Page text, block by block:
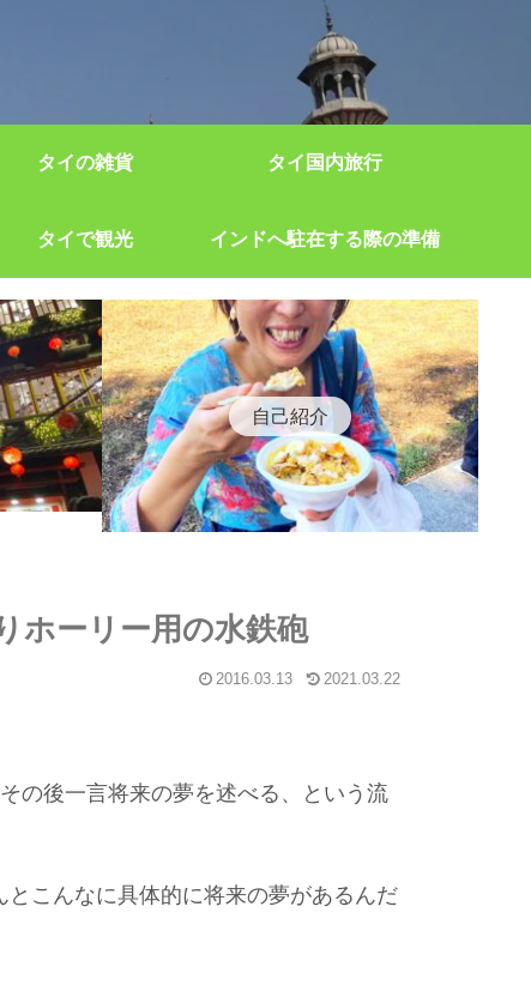
タイの雑貨 タイ国内旅行
タイで観光 インドへ駐在する際の準備
自己紹介
ホーリー用の水鉄砲
2016.03.13 2021.03.22
の後一言将来の夢を述べる、という流
こんなに具体的に将来の夢があるんだ